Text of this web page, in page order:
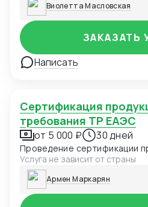
Виолетта Масловская
Написать
ЗАКАЗАТЬ
Сертификация продукции согласно
требования ТР ЕАЭС
от 5 000 ₽ 30 дней
Проведение сертификации
Услуга не зависит от страны
Армен Маркарян